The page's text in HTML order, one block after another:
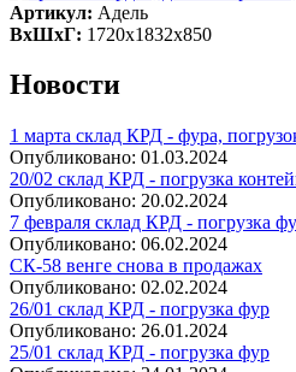
Артикул: Адель
ВхШхГ: 1720х1832х850
Новости
1 марта склад КРД - фура,
Опубликовано: 01.03.2024
20/02 склад КРД - погрузка
Опубликовано: 20.02.2024
7 февраля склад КРД - погрузка
Опубликовано: 06.02.2024
СК-58 венге снова в продажах
Опубликовано: 02.02.2024
26/01 склад КРД - погрузка фур
Опубликовано: 26.01.2024
25/01 склад КРД - погрузка фур